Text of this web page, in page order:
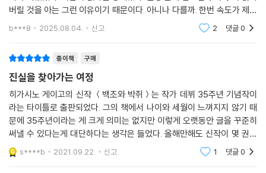
나의 조각이 퍼즐을 채워가듯이 다양한 진실이 밝혀진다. 읽기 시작하면
멈출 수 없다.
★★★★★ 『백야행』 『용의자 X의 헌신』을 읽을 때의 감정이 밀려왔다.
★★★★★ 인간을 묘사하는 시선에서 거대한 선함을 느낀다.
★★★★★ 오랜만에 묵직한 히가시노 게이고 작품!
★★★★★ 연이어 몰아치는 진실과 마지막의 선명한 대반전. 시종 가슴
이 뭉클해지는 스토리지만 어딘가 맑은 순수함을 남긴 채 막을 내린다. 틀
버릴 것을 아는 그런 이유이기 때문이다. 아니나 다를까. 한번 속도가 제대
로 붙은 사건은 줄기차게 뻗어나갔다. 현재에서 일어난 사건이 할아버지
b***8 2025.08.04. 신고 2 댓글0
종이책 구매
진실을 찾아가는 여정
히가시노 게이고의 신작 ＜백조와 박쥐＞는 작가 데뷔 35주년 기념작이
라는 타이틀로 출판되었다. 그의 책에서 나이와 세월이 느껴지지 않기 때
문에 35주년이라는 게 크게 의미는 없지만 이렇게 오랫동안 글을 꾸준히
써낼 수 있다는게 대단하다는 생각은 들었다. 올해만해도 신작이 몇 권이
나오지 않았나. 한 사람이 쓴 글이 맞는지도 궁금해질 지경이다. 이번 책
도 꽤 두꺼웠
s****b 2021.09.22. 신고 1 댓글0